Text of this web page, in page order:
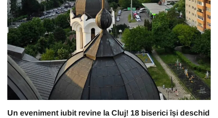
Un eveniment iubit revine la Cluj! 18 biserici își deschid